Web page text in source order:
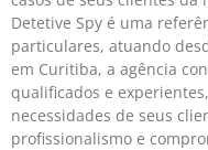
Detetive Spy é uma
particulares, atuando
em Curitiba, a agência
qualificados e
necessidades de seus
profissionalismo e